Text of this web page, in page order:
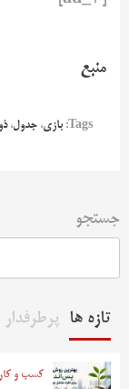
منبع
Tags: بازی، جدول،
جستجو
تازه ها پرطرفدار
کسب و کار